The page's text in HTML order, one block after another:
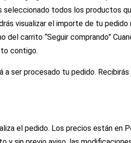
todos los productos
visualizar el importe de tu
carrito “Seguir comprando”
contigo.
ser procesado tu pedido.
el pedido. Los precios están en